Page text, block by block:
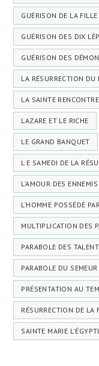
GUÉRISON DE LA FILLE
GUÉRISON DES DIX
GUÉRISON DES
LA RÉSURRECTION DU
LA SAINTE RENCONTRE
LAZARE ET LE RICHE
LE GRAND BANQUET
L E SAMEDI DE LA
L’AMOUR DES ENNEMIS
L’HOMME POSSÉDÉ
MULTIPLICATION DES
PARABOLE DES
PARABOLE DU SEMEUR
PRÉSENTATION AU
RÉSURRECTION DE LA
SAINTE MARIE